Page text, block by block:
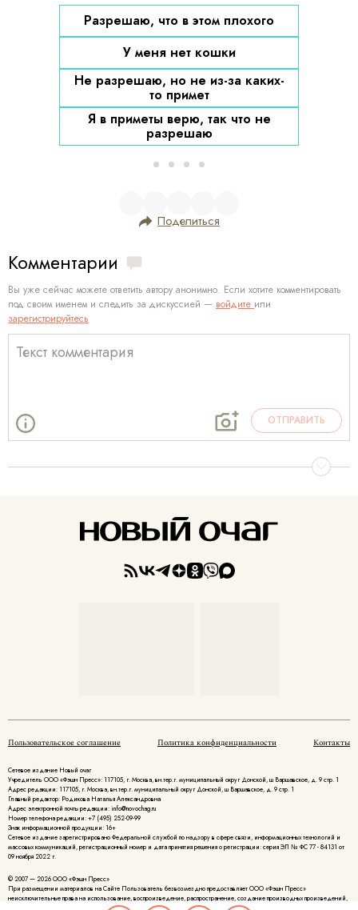
Разрешаю, что в этом плохого
У меня нет кошки
Не разрешаю, но не из-за каких-
то примет
Я в приметы верю, так что не
разрешаю
Поделиться
Комментарии
Вы уже сейчас можете ответить автору анонимно. Если хотите комментировать
под своим именем и следить за дискуссией — войдите или
зарегистрируйтесь
ОТПРАВИТЬ
Пользовательское соглашение Политика конфиденциальности Контакты
Сетевое издание Новый очаг
Учредитель ООО «Фэшн Пресс»: 117105, г. Москва, вн.тер.г. муниципальный округ Донской, ш Варшавское, д. 9 стр. 1
Адрес редакции: 117105, г. Москва, вн.тер.г. муниципальный округ Донской, ш Варшавское, д. 9 стр. 1
Главный редактор: Родикова Наталья Александровна
Адрес электронной почты редакции: info@novochag.ru
Номер телефона редакции: +7 (495) 252-09-99
Знак информационной продукции: 16+
Cетевое издание зарегистрировано Федеральной службой по надзору в сфере связи, информационных технологий и
массовых коммуникаций, регистрационный номер и дата принятия решения о регистрации: серия ЭЛ № ФС 77 - 84131 от
09 ноября 2022 г.
© 2007 — 2026 ООО «Фэшн Пресс»
При размещении материалов на Сайте Пользователь безвозмездно предоставляет ООО «Фэшн Пресс»
неисключительные права на использование, воспроизведение, распространение, создание производных произведений,
а также на демонстрацию материалов и доведение их до всеобщего сведения.